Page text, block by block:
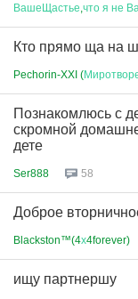
ВашеЩастье что я не
Кто прямо ща на
Pechorin-XXI (
Познакомлюсь с
скромной
дете
Ser888 58
Доброе
Blackston™(4х4forever)
ищу партнершу